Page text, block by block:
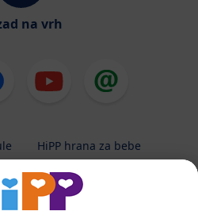
na vrh
HiPP hrana za bebe
njega
HiPP trudnoća
dijeta